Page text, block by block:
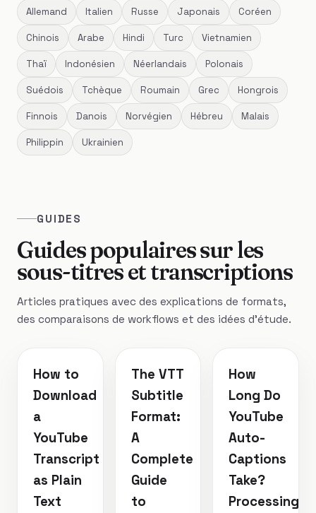
Allemand Italien Russe Japonais Coréen
Chinois Arabe Hindi Turc Vietnamien
Thaï Indonésien Néerlandais Polonais
Suédois Tchèque Roumain Grec Hongrois
Finnois Danois Norvégien Hébreu Malais
Philippin Ukrainien
GUIDES
Guides populaires sur les
sous-titres et transcriptions
Articles pratiques avec des explications de formats,
des comparaisons de workflows et des idées d'étude.
How to
Download
a
YouTube
Transcript
as Plain
Text
The VTT
Subtitle
Format:
A
Complete
Guide
to
How
Long Do
YouTube
Auto-
Captions
Take?
Processing